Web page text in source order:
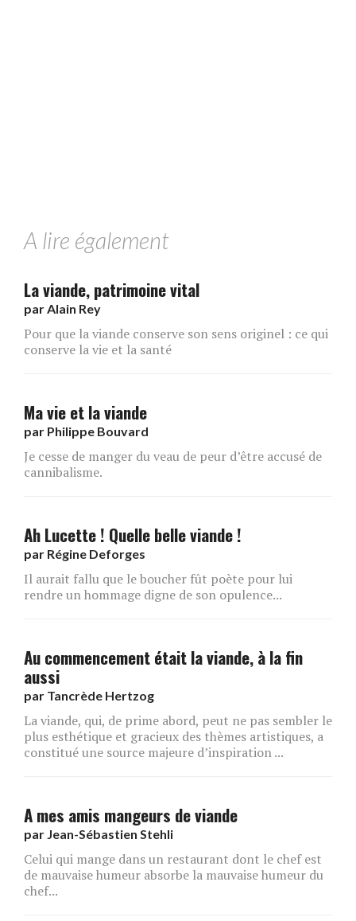
A lire également
La viande, patrimoine vital
par Alain Rey
Pour que la viande conserve son sens originel : ce qui
conserve la vie et la santé
Ma vie et la viande
par Philippe Bouvard
Je cesse de manger du veau de peur d’être accusé de
cannibalisme.
Ah Lucette ! Quelle belle viande !
par Régine Deforges
Il aurait fallu que le boucher fût poète pour lui
rendre un hommage digne de son opulence...
Au commencement était la viande, à la fin
aussi
par Tancrède Hertzog
La viande, qui, de prime abord, peut ne pas sembler le
plus esthétique et gracieux des thèmes artistiques, a
constitué une source majeure d’inspiration ...
A mes amis mangeurs de viande
par Jean-Sébastien Stehli
Celui qui mange dans un restaurant dont le chef est
de mauvaise humeur absorbe la mauvaise humeur du
chef...